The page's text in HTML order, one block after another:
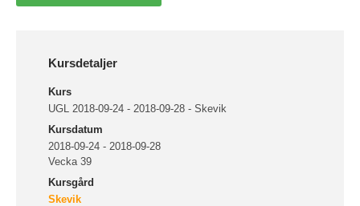
Kursdetaljer
Kurs
UGL 2018-09-24 - 2018-09-28 - Skevik
Kursdatum
2018-09-24 - 2018-09-28
Vecka 39
Kursgård
Skevik